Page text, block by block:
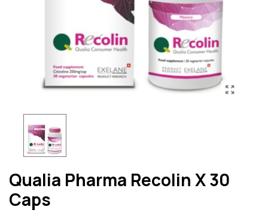
Qualia Pharma Recolin X 30
Caps